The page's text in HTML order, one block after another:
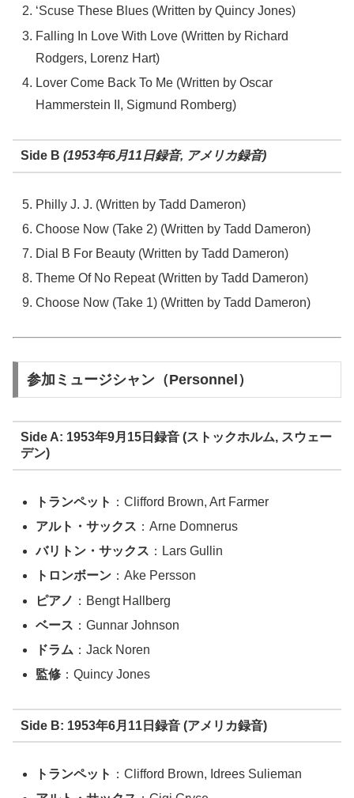
‘Scuse These Blues (Written by Quincy Jones)
Falling In Love With Love (Written by Richard
Rodgers, Lorenz Hart)
Lover Come Back To Me (Written by Oscar
Hammerstein II, Sigmund Romberg)
Side B (1953年6月11日録音, アメリカ録音)
Philly J. J. (Written by Tadd Dameron)
Choose Now (Take 2) (Written by Tadd Dameron)
Dial B For Beauty (Written by Tadd Dameron)
Theme Of No Repeat (Written by Tadd Dameron)
Choose Now (Take 1) (Written by Tadd Dameron)
参加ミュージシャン（Personnel）
Side A: 1953年9月15日録音 (ストックホルム, スウェー
デン)
トランペット ：Clifford Brown, Art Farmer
アルト・サックス ：Arne Domnerus
バリトン・サックス ：Lars Gullin
トロンボーン ：Ake Persson
ピアノ ：Bengt Hallberg
ベース ：Gunnar Johnson
ドラム ：Jack Noren
監修 ：Quincy Jones
Side B: 1953年6月11日録音 (アメリカ録音)
トランペット ：Clifford Brown, Idrees Sulieman